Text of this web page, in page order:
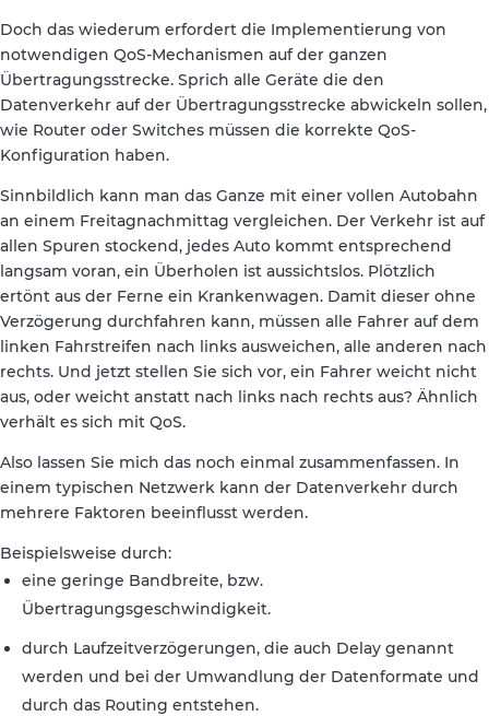
Doch das wiederum erfordert die Implementierung von
notwendigen QoS-Mechanismen auf der ganzen
Übertragungsstrecke. Sprich alle Geräte die den
Datenverkehr auf der Übertragungsstrecke abwickeln sollen,
wie Router oder Switches müssen die korrekte QoS-
Konfiguration haben.
Sinnbildlich kann man das Ganze mit einer vollen Autobahn
an einem Freitagnachmittag vergleichen. Der Verkehr ist auf
allen Spuren stockend, jedes Auto kommt entsprechend
langsam voran, ein Überholen ist aussichtslos. Plötzlich
ertönt aus der Ferne ein Krankenwagen. Damit dieser ohne
Verzögerung durchfahren kann, müssen alle Fahrer auf dem
linken Fahrstreifen nach links ausweichen, alle anderen nach
rechts. Und jetzt stellen Sie sich vor, ein Fahrer weicht nicht
aus, oder weicht anstatt nach links nach rechts aus? Ähnlich
verhält es sich mit QoS.
Also lassen Sie mich das noch einmal zusammenfassen. In
einem typischen Netzwerk kann der Datenverkehr durch
mehrere Faktoren beeinflusst werden.
Beispielsweise durch:
eine geringe Bandbreite, bzw.
Übertragungsgeschwindigkeit.
durch Laufzeitverzögerungen, die auch Delay genannt
werden und bei der Umwandlung der Datenformate und
durch das Routing entstehen.